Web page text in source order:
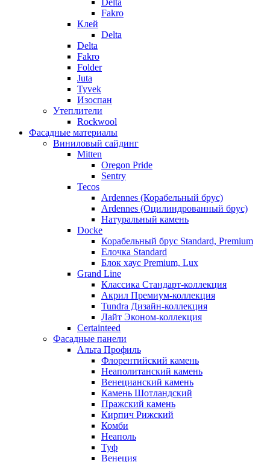
Delta
Fakro
Клей
Delta
Delta
Fakro
Folder
Juta
Tyvek
Изоспан
Утеплители
Rockwool
Фасадные материалы
Виниловый сайдинг
Mitten
Oregon Pride
Sentry
Tecos
Ardennes (Корабельный брус)
Ardennes (Оцилиндрованный брус)
Натуральный камень
Docke
Корабельный брус Standard, Premium
Елочка Standard
Блок хаус Premium, Lux
Grand Line
Классика Стандарт-коллекция
Акрил Премиум-коллекция
Tundra Дизайн-коллекция
Лайт Эконом-коллекция
Certainteed
Фасадные панели
Альта Профиль
Флорентийский камень
Неаполитанский камень
Венецианский камень
Камень Шотландский
Пражский камень
Кирпич Рижский
Комби
Неаполь
Туф
Венеция